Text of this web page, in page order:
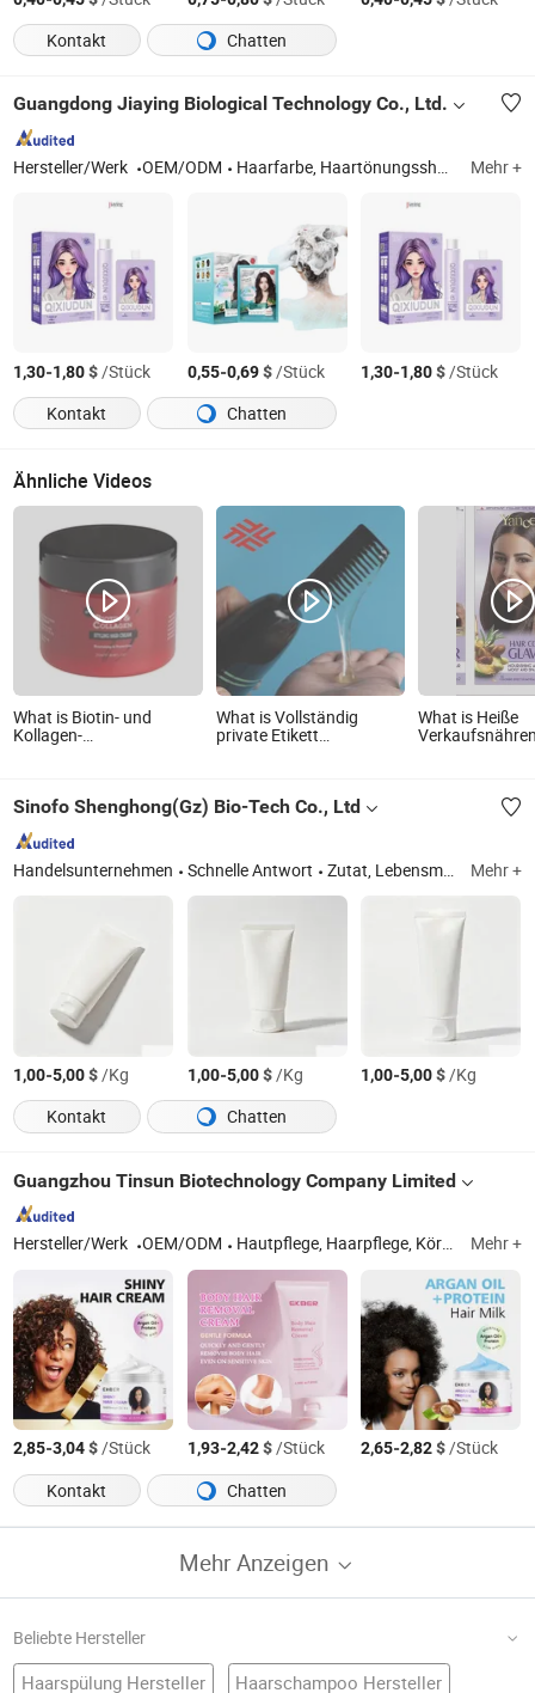
Kontakt
Chatten
Guangdong Jiaying Biological Technology Co., Ltd.
Hersteller/Werk OEM/ODM Haarfarbe, Haartönungsshampoo, Bleichpulver, Haarglättungscreme, Shampoo und Conditioner, Haarpflege Mehr +
1,30-1,80$/Stück 0,55-0,69$/Stück 1,30-1,80$/Stück
Kontakt
Chatten
Ähnliche Videos
What is Biotin- und
Kollagen-
What is Vollständig
private Etikett
What is Heiße
Sinofo Shenghong(Gz) Bio-Tech Co., Ltd
Handelsunternehmen Schnelle Antwort Zutat, Lebensmittelzutat, Hautpflegezutat Mehr +
1,00-5,00$/Kg 1,00-5,00$/Kg 1,00-5,00$/Kg
Kontakt
Chatten
Guangzhou Tinsun Biotechnology Company Limited
Hersteller/Werk OEM/ODM Hautpflege, Haarpflege, Körperpflege, Körperpflege, Kosmetik Mehr +
2,85-3,04$/Stück 1,93-2,42$/Stück 2,65-2,82$/Stück
Kontakt
Chatten
Mehr Anzeigen
Beliebte Hersteller
Haarspülung Hersteller Haarschampoo Hersteller